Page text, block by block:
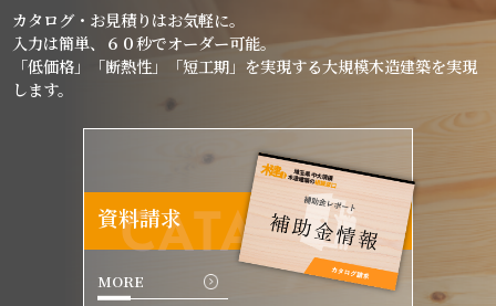
カタログ・お見積りはお気軽に。
入力は簡単、６０秒でオーダー可能。
「低価格」「断熱性」「短工期」を実現する大規模木造建築を実現
します。
CATALOG
資料請求
MORE